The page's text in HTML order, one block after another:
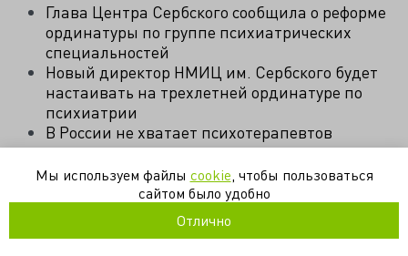
Глава Центра Сербского сообщила о реформе
ординатуры по группе психиатрических
специальностей
Новый директор НМИЦ им. Сербского будет
настаивать на трехлетней ординатуре по
психиатрии
В России не хватает психотерапевтов
аккредитация клиническая ординатура
психиатрия
Мы используем файлы cookie , чтобы пользоваться
сайтом было удобно
Отлично